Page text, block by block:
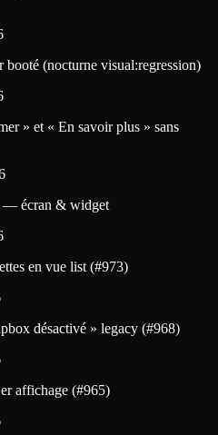
booté (nocturne visual:regression)
» et « En savoir plus » sans
— écran & widget
en vue list (#973)
désactivé » legacy (#968)
affichage (#965)